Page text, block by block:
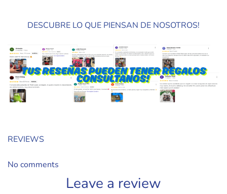
DESCUBRE LO QUE PIENSAN DE NOSOTROS!
REVIEWS
No comments
Leave a review